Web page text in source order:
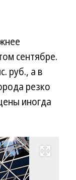
сентябре.
руб., а в
резко
иногда
Развернуть на весь экран